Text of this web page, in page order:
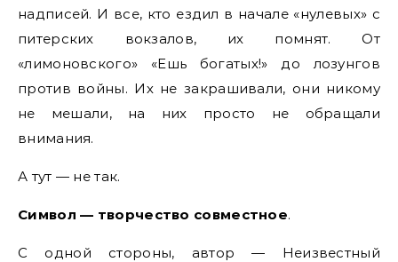
надписей. И все, кто ездил в начале «нулевых» с
питерских вокзалов, их помнят. От
«лимоновского» «Ешь богатых!» до лозунгов
против войны. Их не закрашивали, они никому
не мешали, на них просто не обращали
внимания.
А тут — не так.
Символ — творчество совместное.
С одной стороны, автор — Неизвестный